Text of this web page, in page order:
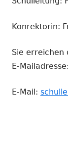
Konrektorin:
Sie erreichen
E-Mailadresse:
E-Mail: